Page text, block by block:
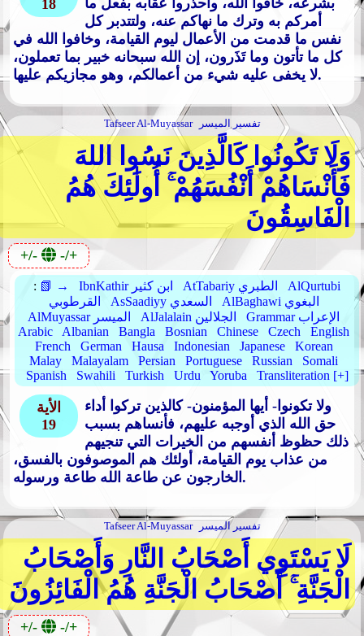
18
بشرعه، خافوا الله، واحذروا عقابه بفعل ما
أمركم به وترك ما نهاكم عنه، ولتتدبر كل
نفس ما قدمت من الأعمال ليوم القيامة، وخافوا الله في
كل ما تأتون وما تَذَرون، إن الله سبحانه خبير بما تعملون،
لا يخفى عليه شيء من أعمالكم، وهو مجازيكم عليها.
Tafseer Al-Muyassar تفسير الميسر
وَلَا تَكُونُوا كَالَّذِينَ نَسُوا اللهَ
فَأَنْسَاهُمْ أَنْفُسَهُمْ ۚ أُولَٰئِكَ هُمُ
الْفَاسِقُونَ
+/- -/+
: 📗 → IbnKathir ابن كثير AtTabariy الطبري
AlQurtubi
القرطوبي
AsSaadiyy السعدي
AlBaghawi البغوي
AlMuyassar الميسر
AlJalalain الجلالين
Grammar الإعراب
Arabic
Albanian Bangla Bosnian Chinese Czech
English
French
German Hausa Indonesian Japanese
Korean
Malay
Malayalam Persian Portuguese Russian
Somali
Spanish
Swahili Turkish Urdu Yoruba Transliteration [+]
الأية
19
ولا تكونوا- أيها المؤمنون- كالذين تركوا أداء
حق الله الذي أوجبه عليهم، فأنساهم بسبب
ذلك حظوظ أنفسهم من الخيرات التي تنجيهم
من عذاب يوم القيامة، أولئك هم الموصوفون بالفسق،
الخارجون عن طاعة الله طاعة ورسوله.
Tafseer Al-Muyassar تفسير الميسر
لَا يَسْتَوِي أَصْحَابُ النَّارِ وَأَصْحَابُ
الْجَنَّةِ ۚ أَصْحَابُ الْجَنَّةِ هُمُ الْفَائِزُونَ
+/- -/+